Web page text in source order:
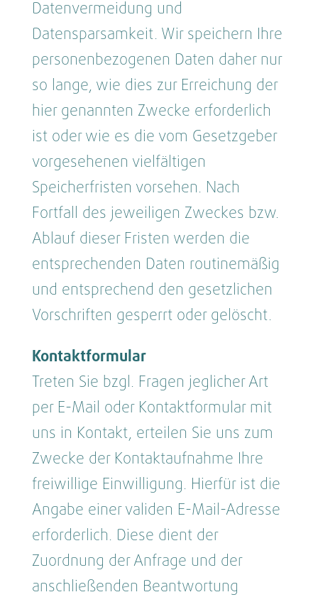
Datenvermeidung und
Datensparsamkeit. Wir speichern Ihre
personenbezogenen Daten daher nur
so lange, wie dies zur Erreichung der
hier genannten Zwecke erforderlich
ist oder wie es die vom Gesetzgeber
vorgesehenen vielfältigen
Speicherfristen vorsehen. Nach
Fortfall des jeweiligen Zweckes bzw.
Ablauf dieser Fristen werden die
entsprechenden Daten routinemäßig
und entsprechend den gesetzlichen
Vorschriften gesperrt oder gelöscht.
Kontaktformular
Treten Sie bzgl. Fragen jeglicher Art
per E-Mail oder Kontaktformular mit
uns in Kontakt, erteilen Sie uns zum
Zwecke der Kontaktaufnahme Ihre
freiwillige Einwilligung. Hierfür ist die
Angabe einer validen E-Mail-Adresse
erforderlich. Diese dient der
Zuordnung der Anfrage und der
anschließenden Beantwortung